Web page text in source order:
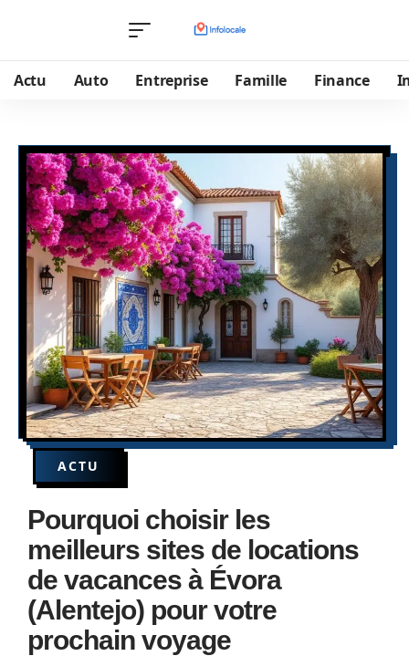
Actu Auto Entreprise Famille Finance
ACTU
Pourquoi choisir les
meilleurs sites de locations
de vacances à Évora
(Alentejo) pour votre
prochain voyage